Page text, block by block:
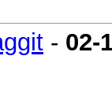
- 02-